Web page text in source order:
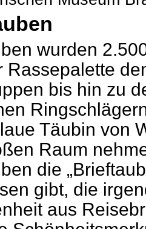
wurden
Rassepalette
bis hin zu
Täubin von
Raum
die
gibt, die
aus